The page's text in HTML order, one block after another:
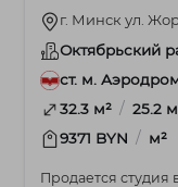
г. Минск ул.
Октябрьский
ст. м.
32.3 м² / 25.2
9371 BYN / м²
Продается